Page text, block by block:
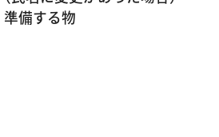
準備する物